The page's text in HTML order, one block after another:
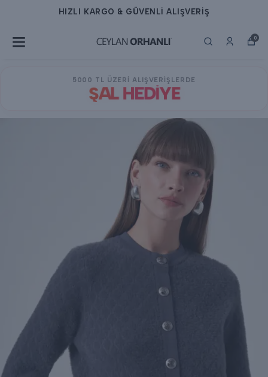
HIZLI KARGO & GÜVENLİ ALIŞVERİŞ
0
5000 TL ÜZERİ ALIŞVERİŞLERDE
ŞAL HEDİYE